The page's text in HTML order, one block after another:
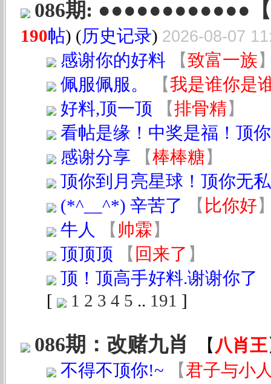
086期: ●●●●●●●●●●●●
190帖) (历史记录) 2026-08-07
感谢你的好料 【致富一族
佩服佩服。
【我是谁你是
好料,顶一顶
【排骨精】
看帖是缘！中奖是福！顶
感谢分享
【棒棒糖】
顶你到月亮星球！顶你无
(*^__^*) 辛苦了
【 比你好
牛人
【 帅霖】
顶顶顶
【 回来了 】
顶！顶高手好料.谢谢你了
[
1 2 3 4 5 .. 191 ]
086期：改赌九肖 【 八肖王
不得不顶你!~
【君子与小